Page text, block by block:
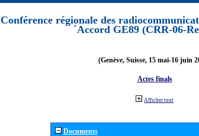
Conférence régionale des
´Accord GE89 (CRR-06-
(Genève, Suisse, 15 mai-16 juin
Actes finals
Afficher tout
Documents